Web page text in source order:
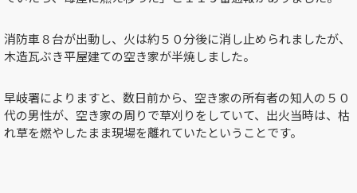
消防車８台が出動し、火は約５０分後に消し止められましたが、
木造瓦ぶき平屋建ての空き家が半焼しました。
早岐署によりますと、数日前から、空き家の所有者の知人の５０
代の男性が、空き家の周りで草刈りをしていて、出火当時は、枯
れ草を燃やしたまま現場を離れていたということです。